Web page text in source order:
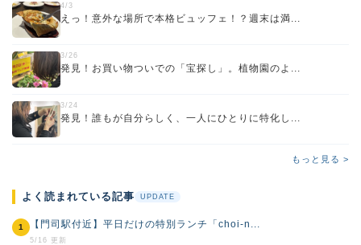
4/3
えっ！意外な場所で本格ビュッフェ！？週末は満...
3/26
発見！お買い物ついでの「宝探し」。植物園のよ...
3/24
発見！誰もが自分らしく、一人にひとりに特化し...
もっと見る >
よく読まれている記事 UPDATE
1 【門司駅付近】平日だけの特別ランチ「choi-n...
5/16 更新